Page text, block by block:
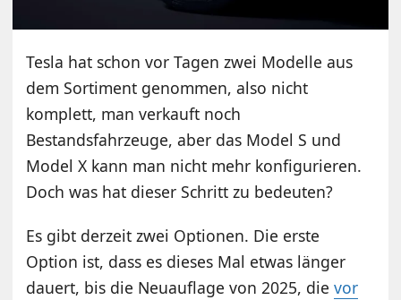
Tesla hat schon vor Tagen zwei Modelle aus
dem Sortiment genommen, also nicht
komplett, man verkauft noch
Bestandsfahrzeuge, aber das Model S und
Model X kann man nicht mehr konfigurieren.
Doch was hat dieser Schritt zu bedeuten?
Es gibt derzeit zwei Optionen. Die erste
Option ist, dass es dieses Mal etwas länger
dauert, bis die Neuauflage von 2025, dievor